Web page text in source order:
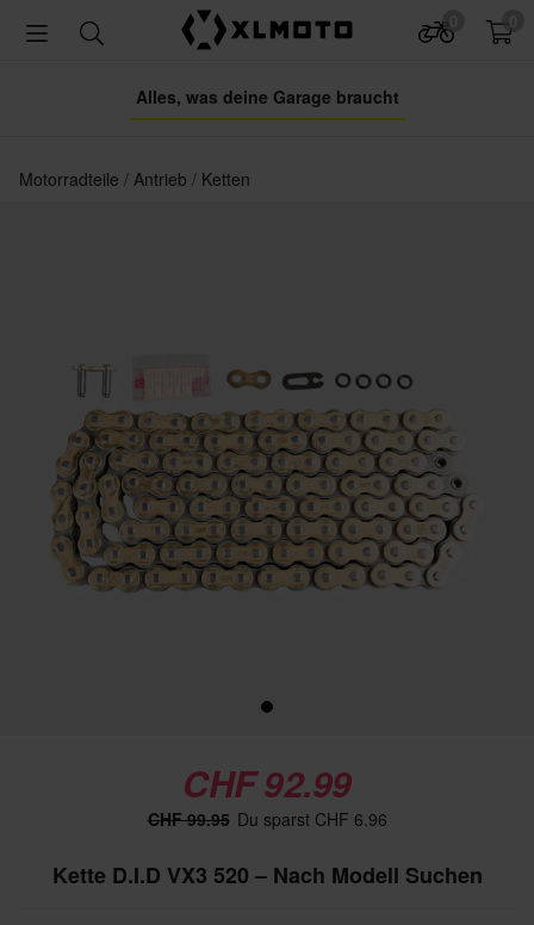
Alles, was deine Garage braucht
Motorradteile Antrieb Ketten
CHF 92.99
CHF 99.95 Du sparst CHF 6.96
Kette D.I.D VX3 520 – Nach Modell Suchen